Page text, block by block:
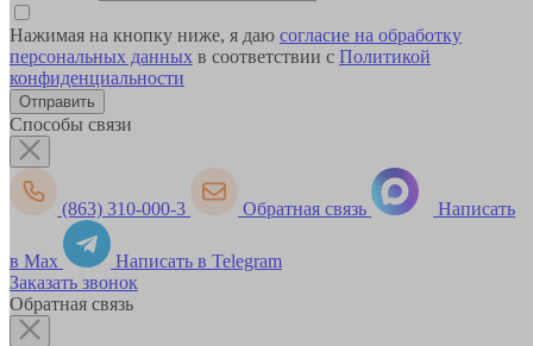
Нажимая на кнопку ниже, я даю согласие на обработку
персональных данных в соответствии с Политикой
конфиденциальности
Способы связи
(863) 310-000-3 Обратная связь Написать
в Max
Написать в Telegram
Заказать звонок
Обратная связь